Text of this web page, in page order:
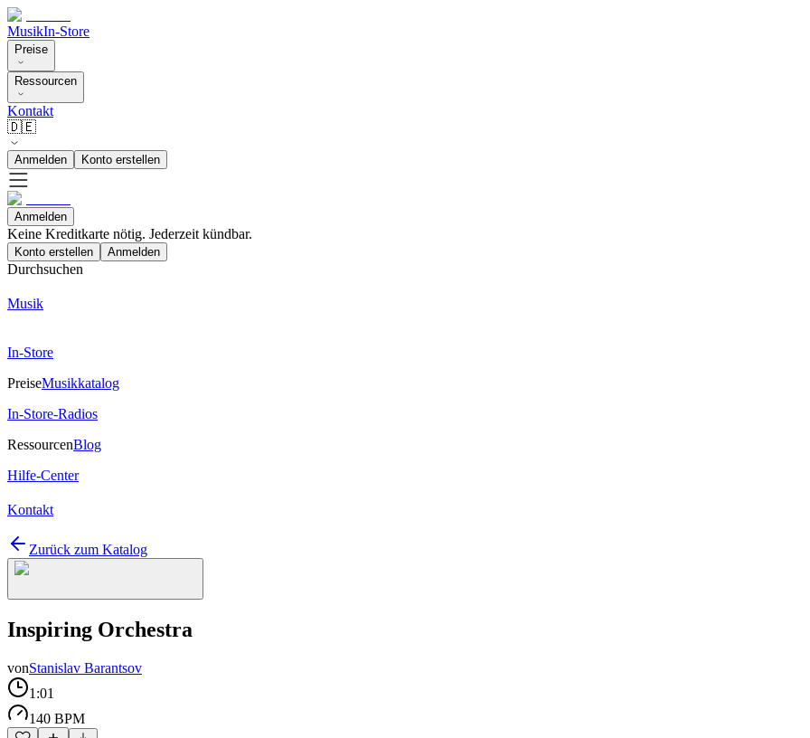
MusikIn-Store
Preise
Ressourcen
Kontakt
🇩🇪
Anmelden Konto erstellen
Anmelden
Keine Kreditkarte nötig. Jederzeit kündbar.
Konto erstellen Anmelden
Durchsuchen
Musik
In-Store
PreiseMusikkatalog
In-Store-Radios
RessourcenBlog
Hilfe-Center
Kontakt
Zurück zum Katalog
Inspiring Orchestra
vonStanislav Barantsov
1:01
140 BPM